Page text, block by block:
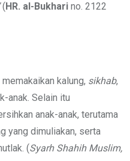
(HR. al-Bukhari no. 2122
kalung, sikhab,
anak. Selain itu
anak-anak, terutama
yang dimuliakan, serta
(Syarh Shahih Muslim,